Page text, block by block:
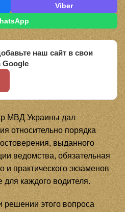
Viber
наш сайт в свои
Google
МВД Украины дал
относительно порядка
выданного
ведомства, обязательная
и практического экзаменов
для каждого водителя.
этого вопроса